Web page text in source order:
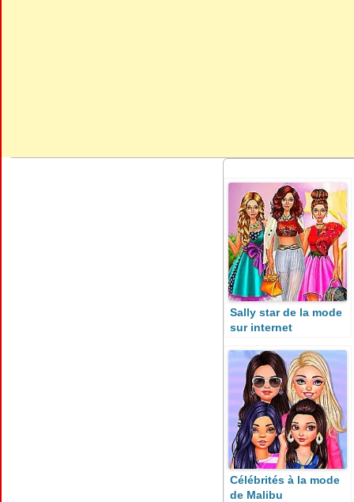
Sally star de la mode
sur internet
Célébrités à la mode
de Malibu